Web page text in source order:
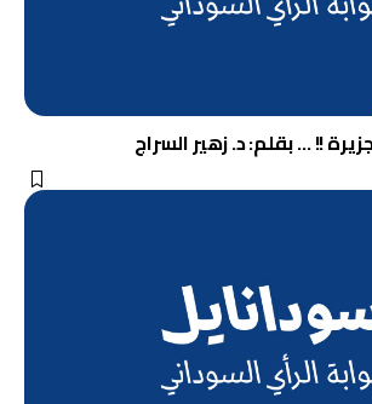
!! … بقلم: د. زهير السراج